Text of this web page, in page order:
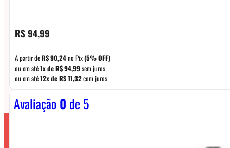
R$94,99
A partir deR$90,24no Pix(5% OFF)
ou em até1x deR$94,99sem juros
ou em até12x deR$11,32com juros
Avaliação0 de 5